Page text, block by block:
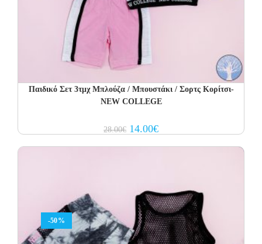
Παιδικό Σετ 3τμχ Μπλούζα / Μπουστάκι / Σορτς Κορίτσι-
NEW COLLEGE
28.00€ Original
price
14.00€Current
price
-50%